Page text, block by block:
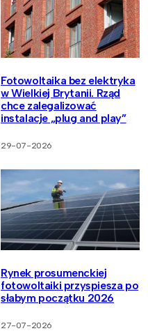
Fotowoltaika bez elektryka
w Wielkiej Brytanii. Rząd
chce zalegalizować
instalacje „plug and play”
29-07-2026
Rynek prosumenckiej
fotowoltaiki przyspiesza po
słabym początku 2026
27-07-2026